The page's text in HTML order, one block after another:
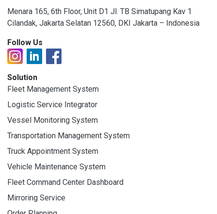
Menara 165, 6th Floor, Unit D1 Jl. TB Simatupang Kav 1
Cilandak, Jakarta Selatan 12560, DKI Jakarta – Indonesia
Follow Us
Solution
Fleet Management System
Logistic Service Integrator
Vessel Monitoring System
Transportation Management System
Truck Appointment System
Vehicle Maintenance System
Fleet Command Center Dashboard
Mirroring Service